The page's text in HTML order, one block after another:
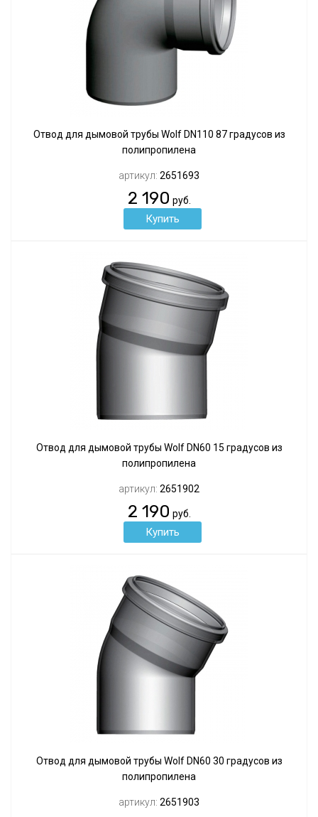
Отвод для дымовой трубы Wolf DN110 87 градусов из
полипропилена
артикул: 2651693
2 190 руб.
Отвод для дымовой трубы Wolf DN60 15 градусов из
полипропилена
артикул: 2651902
2 190 руб.
Отвод для дымовой трубы Wolf DN60 30 градусов из
полипропилена
артикул: 2651903